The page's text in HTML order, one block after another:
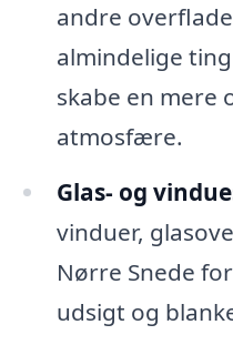
andre
almindelige
skabe en mere
atmosfære.
Glas- og
vinduer,
Nørre Snede
udsigt og